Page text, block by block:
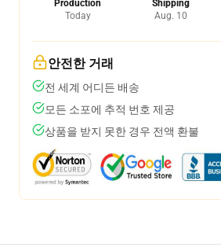
Production
Today
Shipping
Aug. 10
안전한 거래
전 세계 어디든 배송
모든 소포에 추적 번호 제공
상품을 받지 못한 경우 전액 환불